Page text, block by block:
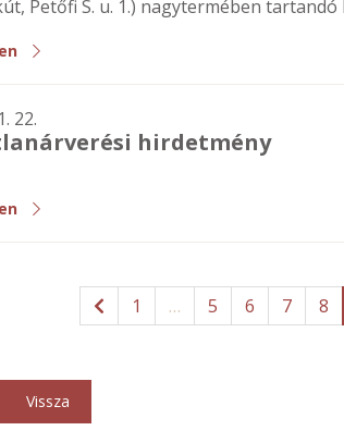
Petőfi S. u. 1.) nagytermében
22.
hirdetmény
1 … 5 6 7 8
Vissza